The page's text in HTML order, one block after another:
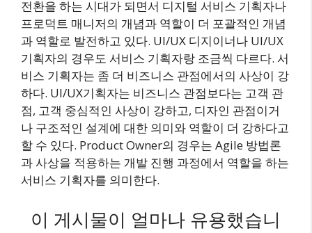
전환을 하는 시대가 되면서 디지털 서비스 기획자나
프로덕트 매니저의 개념과 역할이 더 포괄적인 개념
과 역할로 발전하고 있다. UI/UX 디지이너나 UI/UX
기획자의 경우도 서비스 기획자랑 조금씩 다르다. 서
비스 기획자는 좀 더 비즈니스 관점에서의 사상이 강
하다. UI/UX기획자는 비즈니스 관점보다는 고객 관
점, 고객 중심적인 사상이 강하고, 디자인 관점이거
나 구조적인 설계에 대한 의미와 역할이 더 강하다고
할 수 있다. Product Owner의 경우는 Agile 방법론
과 사상을 적용하는 개발 진행 과정에서 역할을 하는
서비스 기획자를 의미한다.
이 게시물이 얼마나 유용했습니